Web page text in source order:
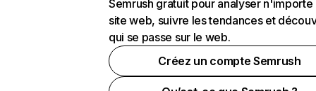
Semrush gratuit pour analyser n'importe
site web, suivre les tendances et
qui se passe sur le web.
Créez un compte Semrush